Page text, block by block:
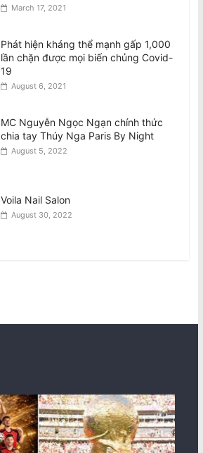
March 17, 2021
Phát hiện kháng thể mạnh gấp 1,000
lần chặn được mọi biến chủng Covid-
19
August 6, 2021
MC Nguyễn Ngọc Ngạn chính thức
chia tay Thúy Nga Paris By Night
August 5, 2022
Voila Nail Salon
August 30, 2022